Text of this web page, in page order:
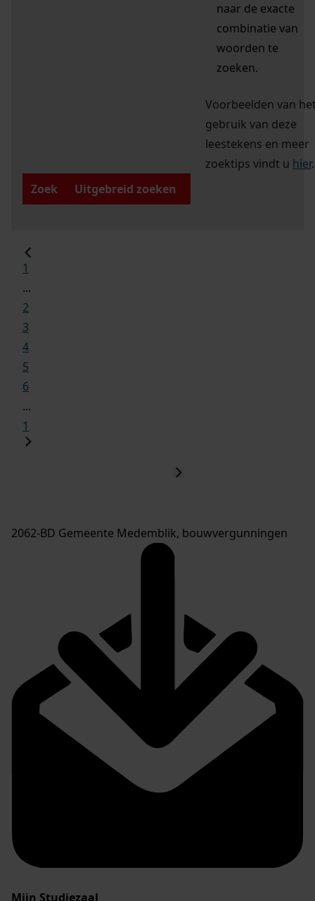
naar de exacte
combinatie van
woorden te
zoeken.
Voorbeelden van
gebruik van deze
leestekens en meer
zoektips vindt u hier.
Zoek
Uitgebreid zoeken
1
...
2
3
4
5
6
...
1
2062-BD Gemeente Medemblik, bouwvergunningen
Mijn Studiezaal